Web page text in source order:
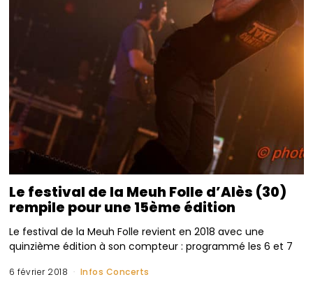
Le festival de la Meuh Folle d’Alès (30)
rempile pour une 15ème édition
Le festival de la Meuh Folle revient en 2018 avec une
quinzième édition à son compteur : programmé les 6 et 7
6 février 2018 Infos Concerts